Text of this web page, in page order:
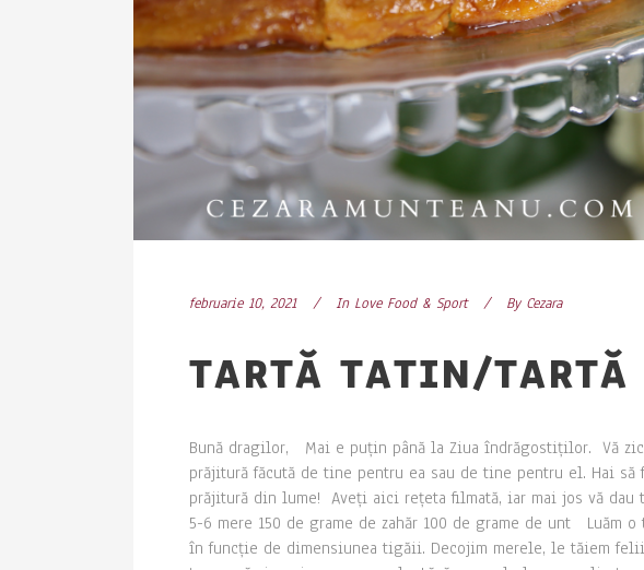
februarie 10, 2021 In Love Food & Sport By Cezara
TARTĂ TATIN/TARTĂ
Bună dragilor, Mai e puțin până la Ziua îndrăgostiților. Vă
prăjitură făcută de tine pentru ea sau de tine pentru el. Hai să
prăjitură din lume! Aveți aici rețeta filmată, iar mai jos vă
5-6 mere 150 de grame de zahăr 100 de grame de unt Luăm
în funcție de dimensiunea tigăii. Decojim merele, le tăiem